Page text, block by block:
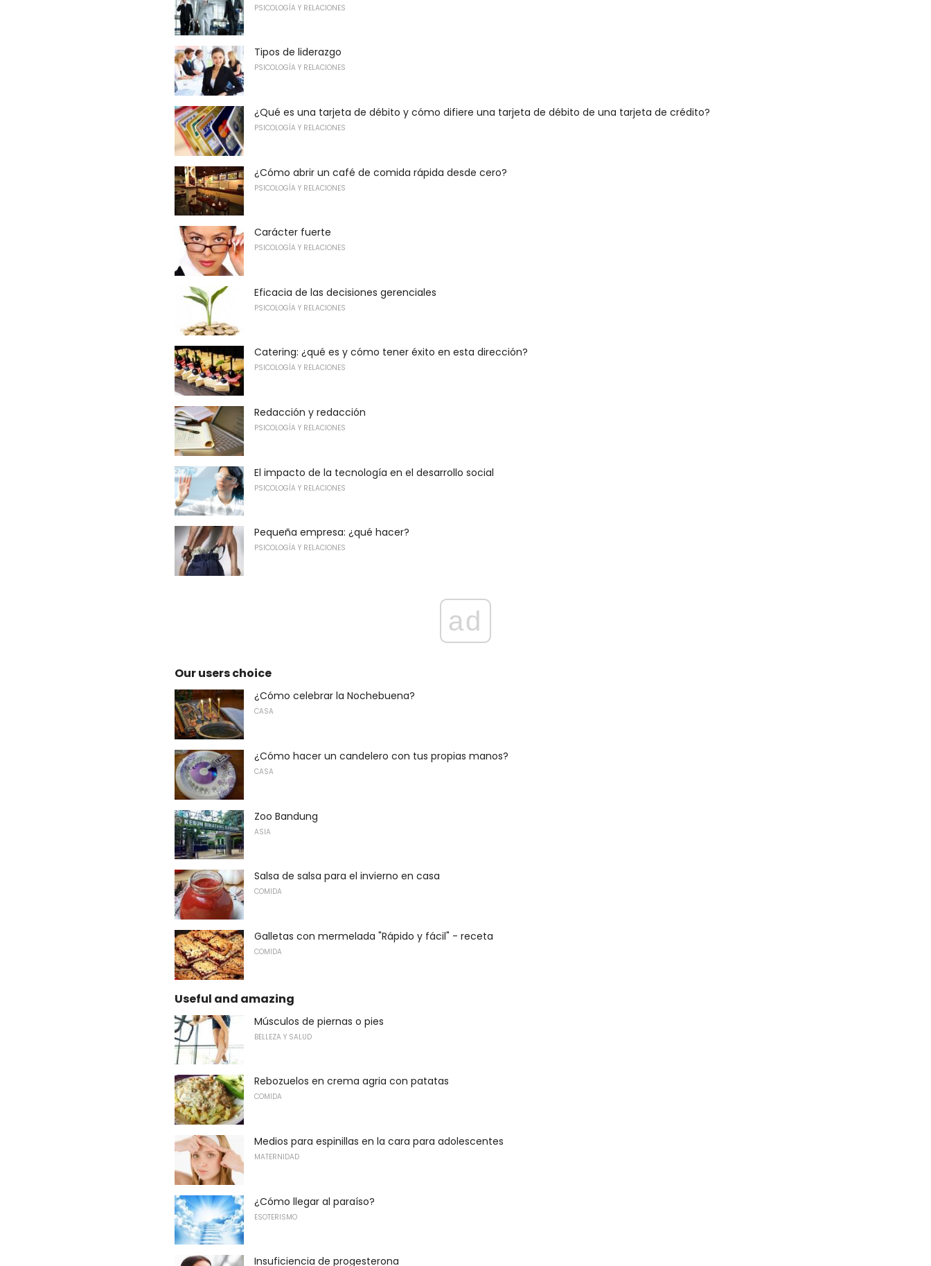
PSICOLOGÍA Y RELACIONES
Tipos de liderazgo
PSICOLOGÍA Y RELACIONES
¿Qué es una tarjeta de débito y cómo difiere una tarjeta de débito de una tarjeta de crédito?
PSICOLOGÍA Y RELACIONES
¿Cómo abrir un café de comida rápida desde cero?
PSICOLOGÍA Y RELACIONES
Carácter fuerte
PSICOLOGÍA Y RELACIONES
Eficacia de las decisiones gerenciales
PSICOLOGÍA Y RELACIONES
Catering: ¿qué es y cómo tener éxito en esta dirección?
PSICOLOGÍA Y RELACIONES
Redacción y redacción
PSICOLOGÍA Y RELACIONES
El impacto de la tecnología en el desarrollo social
PSICOLOGÍA Y RELACIONES
Pequeña empresa: ¿qué hacer?
PSICOLOGÍA Y RELACIONES
ad
Our users choice
¿Cómo celebrar la Nochebuena?
CASA
¿Cómo hacer un candelero con tus propias manos?
CASA
Zoo Bandung
ASIA
Salsa de salsa para el invierno en casa
COMIDA
Galletas con mermelada "Rápido y fácil" - receta
COMIDA
Useful and amazing
Músculos de piernas o pies
BELLEZA Y SALUD
Rebozuelos en crema agria con patatas
COMIDA
Medios para espinillas en la cara para adolescentes
MATERNIDAD
¿Cómo llegar al paraíso?
ESOTERISMO
Insuficiencia de progesterona